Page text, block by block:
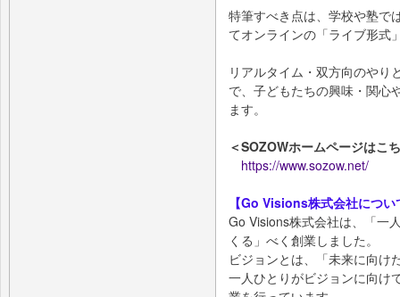
特筆すべき点は、学校や塾で
てオンラインの「ライブ形式
リアルタイム・双方向のやり
で、子どもたちの興味・関心
ます。
＜SOZOWホームページはこ
https://www.sozow.net/
【Go Visions株式会社につい
Go Visions株式会社は、「一
くる」べく創業しました。
ビジョンとは、「未来に向け
一人ひとりがビジョンに向け